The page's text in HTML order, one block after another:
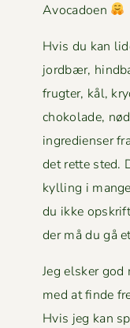
Avocadoen
Hvis du kan
jord­bær,
frugter, kål,
choko­lade,
ingre­di­enser
det rette sted.
kylling i
du ikke
der må du gå
Jeg elsker god
med at finde
Hvis jeg kan